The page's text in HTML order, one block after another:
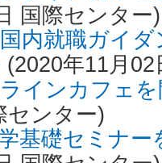
国際センター)
内就職ガイ
(2020年11月02
インカフェ
センター)
基礎セミナー